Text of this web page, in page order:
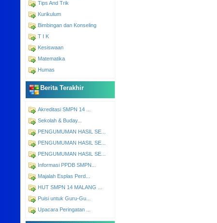
Tips And Trik
Kurikulum
Bimbingan dan Konseling
T I K
Kesiswaan
Matematika
Humas
Berita Terakhir
Akreditasi SMPN 14 ...
Sekolah & Buday...
PENGUMUMAN HASIL SE...
PENGUMUMAN HASIL SE...
PENGUMUMAN HASIL SE...
Informasi PPDB SMPN...
Majalah Esplas Perd...
HUT SMPN 14 MALANG ...
Puisi untuk Guru-Gu...
Upacara Peringatan ...